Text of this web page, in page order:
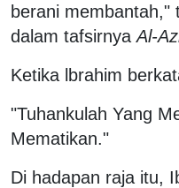
berani membantah,"
dalam tafsirnyaAl-
Ketika lbrahim
"Tuhankulah Yang
Mematikan."
Di hadapan raja itu,